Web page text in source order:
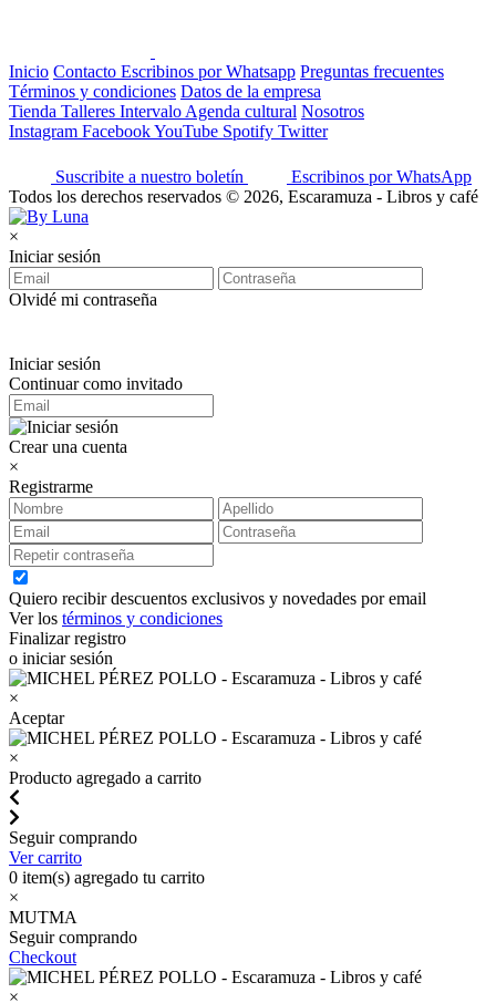
Inicio Contacto Escribinos por Whatsapp Preguntas frecuentes
Términos y condiciones Datos de la empresa
Tienda Talleres Intervalo Agenda cultural Nosotros
Instagram FacebookYouTube Spotify Twitter
Suscribite a nuestro boletín
Escribinos por WhatsApp
Todos los derechos reservados © 2026, Escaramuza - Libros y café
×
Iniciar sesión
Olvidé mi contraseña
Iniciar sesión
Continuar como invitado
Crear una cuenta
×
Registrarme
Quiero recibir descuentos exclusivos y novedades por email
Ver los términos y condiciones
Finalizar registro
o iniciar sesión
×
Aceptar
×
Producto agregado a carrito
Seguir comprando
Ver carrito
0 item(s) agregado tu carrito
×
MUTMA
Seguir comprando
Checkout
×